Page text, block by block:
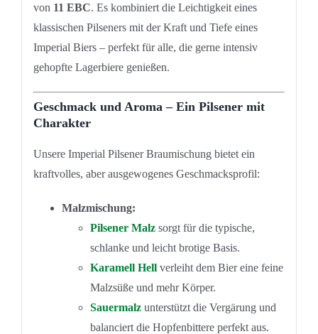
von 11 EBC. Es kombiniert die Leichtigkeit eines
klassischen Pilseners mit der Kraft und Tiefe eines
Imperial Biers – perfekt für alle, die gerne intensiv
gehopfte Lagerbiere genießen.
Geschmack und Aroma – Ein Pilsener mit
Charakter
Unsere Imperial Pilsener Braumischung bietet ein
kraftvolles, aber ausgewogenes Geschmacksprofil:
Malzmischung:
Pilsener Malzsorgt für die typische,
schlanke und leicht brotige Basis.
Karamell Hellverleiht dem Bier eine feine
Malzsüße und mehr Körper.
Sauermalzunterstützt die Vergärung und
balanciert die Hopfenbittere perfekt aus.